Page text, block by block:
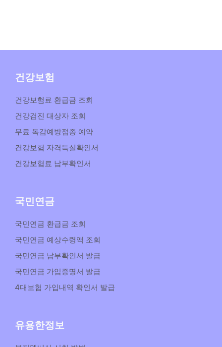
건강보험
건강보험료 환급금 조회
건강검진 대상자 조회
무료 독감예방접종 예약
건강보험 자격득실확인서
건강보험료 납부확인서
국민연금
국민연금 환급금 조회
국민연금 예상수령액 조회
국민연금 납부확인서 발급
국민연금 가입증명서 발급
4대보험 가입내역 확인서 발급
유용한정보